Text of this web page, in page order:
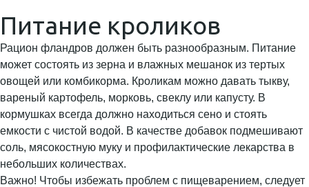
Питание кроликов
Рацион фландров должен быть разнообразным. Питание
может состоять из зерна и влажных мешанок из тертых
овощей или комбикорма. Кроликам можно давать тыкву,
вареный картофель, морковь, свеклу или капусту. В
кормушках всегда должно находиться сено и стоять
емкости с чистой водой. В качестве добавок подмешивают
соль, мясокостную муку и профилактические лекарства в
небольших количествах.
Важно! Чтобы избежать проблем с пищеварением, следует